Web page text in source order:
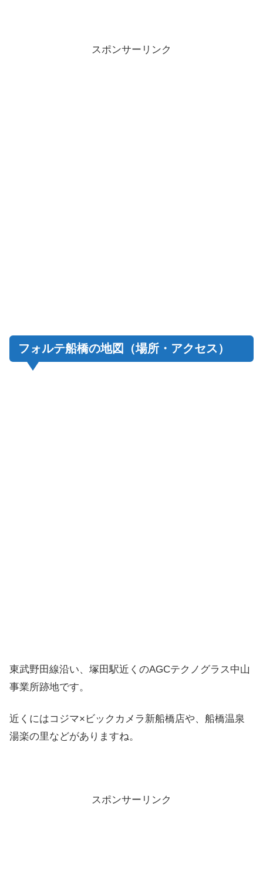
スポンサーリンク
フォルテ船橋の地図（場所・アクセス）
東武野田線沿い、塚田駅近くのAGCテクノグラス中山
事業所跡地です。
近くにはコジマ×ビックカメラ新船橋店や、船橋温泉
湯楽の里などがありますね。
スポンサーリンク